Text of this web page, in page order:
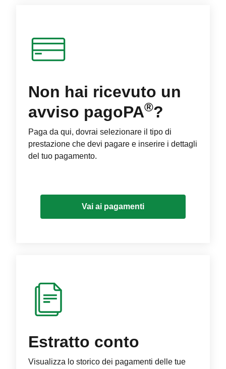
Non hai ricevuto un
avviso pagoPA®?
Paga da qui, dovrai selezionare il tipo di
prestazione che devi pagare e inserire i dettagli
del tuo pagamento.
Vai ai pagamenti
Estratto conto
Visualizza lo storico dei pagamenti delle tue